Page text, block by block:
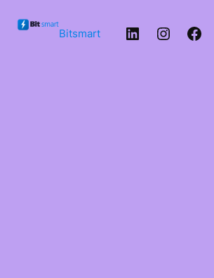
conținut
Bitsmart LinkedIn